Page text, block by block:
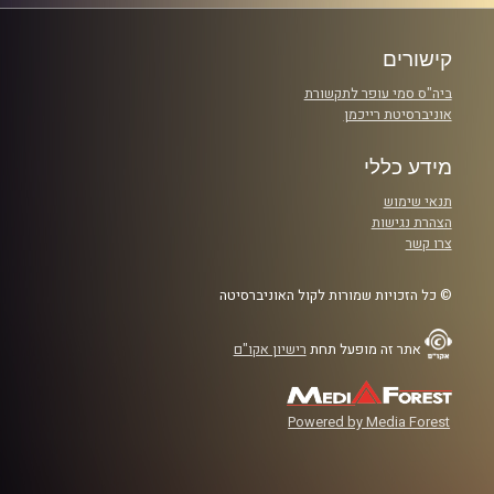
pagination
קישורים
ביה"ס סמי עופר לתקשורת
אוניברסיטת רייכמן
מידע כללי
תנאי שימוש
הצהרת נגישות
צרו קשר
© כל הזכויות שמורות לקול האוניברסיטה
אתר זה מופעל תחת רישיון אקו"ם
Powered by Media Forest